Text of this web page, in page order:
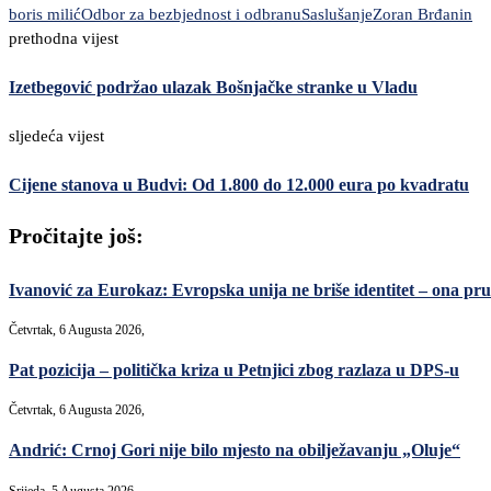
boris milićOdbor za bezbjednost i odbranuSaslušanjeZoran Brđanin
prethodna vijest
Izetbegović podržao ulazak Bošnjačke stranke u Vladu
sljedeća vijest
Cijene stanova u Budvi: Od 1.800 do 12.000 eura po kvadratu
Pročitajte još:
Ivanović za Eurokaz: Evropska unija ne briše identitet – ona
Četvrtak, 6 Augusta 2026,
Pat pozicija – politička kriza u Petnjici zbog razlaza u DPS-u
Četvrtak, 6 Augusta 2026,
Andrić: Crnoj Gori nije bilo mjesto na obilježavanju „Oluje“